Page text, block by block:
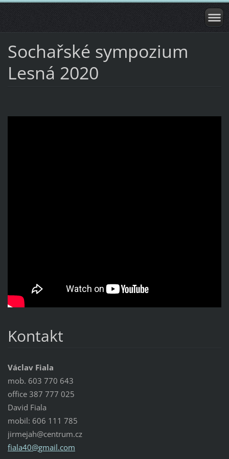
Sochařské sympozium
Lesná 2020
Kontakt
Václav Fiala
mob. 603 770 643
office 387 777 025
David Fiala
mobil: 606 111 785
jirmejah@centrum.cz
fiala40@gmail.com